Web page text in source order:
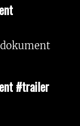
#trailer